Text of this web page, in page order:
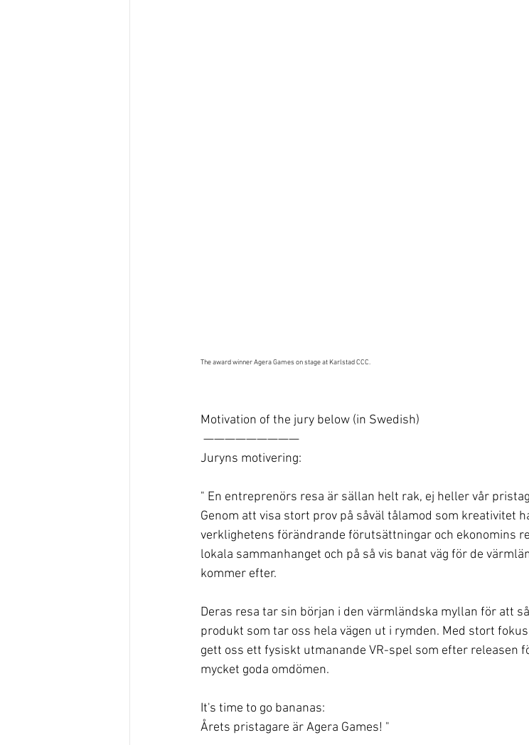
The award winner Agera Games on stage at Karlstad CCC.
Motivation of the jury below (in Swedish)
—————————
Juryns motivering:
" En entreprenörs resa är sällan helt rak, ej heller vår
Genom att visa stort prov på såväl tålamod som kreativitet
verklighetens förändrande förutsättningar och ekonomins
lokala sammanhanget och på så vis banat väg för de
kommer efter.
Deras resa tar sin början i den värmländska myllan för att
produkt som tar oss hela vägen ut i rymden. Med stort
gett oss ett fysiskt utmanande VR-spel som efter releasen
mycket goda omdömen.
It's time to go bananas:
Årets pristagare är Agera Games! "